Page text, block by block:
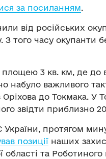
за посиланням.
від російських
З того часу окупанти
3 кв. км, де до
набуло важливого
до Токмака. У
звідти приблизно
протягом
позиції наших
та